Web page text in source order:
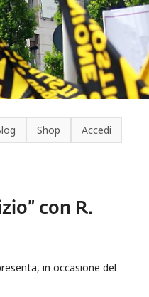
Shop Accedi
con R.
in occasione del